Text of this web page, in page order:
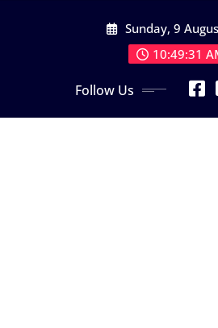
Sunday, 9
10:49:33
Follow Us